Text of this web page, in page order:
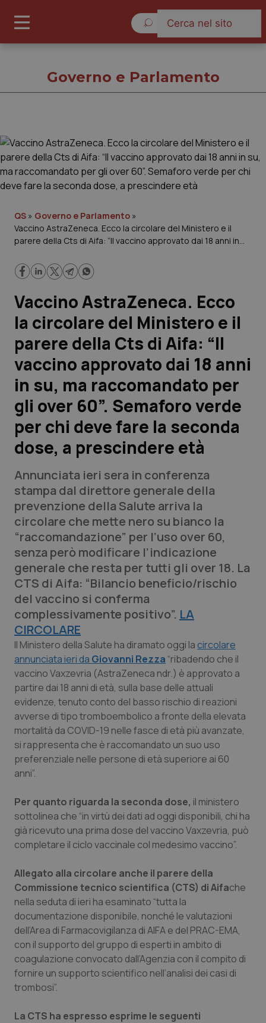
Cronache
Regioni e Asl
Lavoro e Professioni
Scienza e Farmaci
Studi e Analisi
Lettere al direttore
Edizioni Regionali
QS Pro
Professionisti Sanitari.AI
Abruzzo
Basilicata
Calabria
Campania
Emilia-Romagna
Friuli Venezia Giulia
Lazio
Liguria
Lombardia
Marche
Piemonte
Provincia Autonoma di Bolzano
Provincia Autonoma di Trento
Puglia
Sardegna
Sicilia
QS Pro Gold
Artrite & artrosi
Asma & BPCO
Car-T
Colesterolo & coronaropatie
Dermatite Atopica
Diabete & glucometri
Disturbi dell’umore
Dolore
Donna & Salute
HIV
Infezioni & Febbre
Ipertensione & Scompenso
Malattie rare
Malattia di Crohn & Rettocolite Ulcerosa
Neuroscienze & patologie neurodegenerative
QS Club Newsletter
Governo e Parlamento
QS » Governo e Parlamento »
Vaccino AstraZeneca. Ecco la circolare del Ministero e il
parere della Cts di Aifa: “Il vaccino approvato dai 18 anni in
chi deve fare la seconda dose, a prescindere età
Vaccino AstraZeneca. Ecco
la circolare del Ministero e il
parere della Cts di Aifa: “Il
vaccino approvato dai 18 anni
in su, ma raccomandato per
gli over 60”. Semaforo verde
per chi deve fare la seconda
dose, a prescindere età
Annunciata ieri sera in conferenza
stampa dal direttore generale della
prevenzione della Salute arriva la
circolare che mette nero su bianco la
“raccomandazione” per l’uso over 60,
senza però modificare l’indicazione
generale che resta per tutti gli over 18. La
CTS di Aifa: “Bilancio beneficio/rischio
del vaccino si conferma
complessivamente positivo”. LA
CIRCOLARE
Il Ministero della Salute ha diramato oggi la circolare
annunciata ieri da Giovanni Rezza “ribadendo che il
vaccino Vaxzevria (AstraZeneca ndr.) è approvato a
partire dai 18 anni di età, sulla base delle attuali
evidenze, tenuto conto del basso rischio di reazioni
avverse di tipo tromboembolico a fronte della elevata
mortalità da COVID-19 nelle fasce di età più avanzate,
si rappresenta che è raccomandato un suo uso
preferenziale nelle persone di età superiore ai 60
anni”.
Per quanto riguarda la seconda dose, il ministero
sottolinea che “in virtù dei dati ad oggi disponibili, chi ha
già ricevuto una prima dose del vaccino Vaxzevria, può
completare il ciclo vaccinale col medesimo vaccino”.
Allegato alla circolare anche il parere della
Commissione tecnico scientifica (CTS) di Aifache
nella seduta di ieri ha esaminato “tutta la
documentazione disponibile, nonché le valutazioni
dell’Area di Farmacovigilanza di AIFA e del PRAC-EMA,
con il supporto del gruppo di esperti in ambito di
coagulazione convocato dall’Agenzia con il compito di
fornire un supporto scientifico nell’analisi dei casi di
trombosi”.
La CTS ha espresso esprime le seguenti